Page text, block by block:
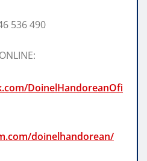
536 490
DoinelHandoreanOfi
doinelhandorean/